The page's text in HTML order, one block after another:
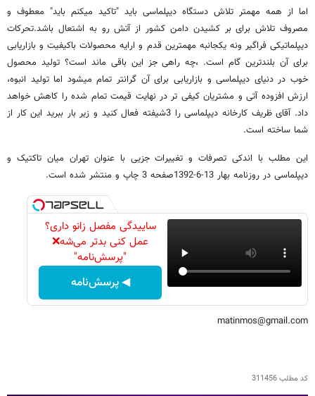
اما از همه مهمتر تلاش دستگاه دیپلماسی باید "تاکید میکنم باید" معطوف و
مصروف تلاش برای بر کشیدن دامن کشور از آتش رو به اشتعال باشد.تحرکات
دیپلماتیکی فراگیر ونه یکجانبه مهمترین قدم و ارایه محصولات باکیفیت و بازاریابی
برای آن بلندترین گام است. ،چه راهی جز این باقی ماند است؟ تولید محصول
خوب در دنیای دیپلماسی و بازاریابی برای آن گرانتر تمام میشود اما تولید انبوه،
ارزش افزوده آتی و مشتریان کیفی تر در نهایت قیمت تمام شده را کاهش خواهد
داد. آقای ظریف کارخانه دیپلماسی را 3شیفته فعال کنید و زیر بار ببرید این کار از
شما ساخته است.
این مطلب با اندکی تصرفات و تغییرات جزیی با عنوان تهران میان تاکتیک و
دیپلماسی در روزنامه بهار 13-6-1392صفحه 3 چاپ و منتشر شده است.
ساییدگی مفصل زانو داری؟
عمل کنی بدتر می‌شه❌
"پرسش‌نامه"
◀ پرسش‌نامه
matinmos@gmail.com
کد مطلب311456